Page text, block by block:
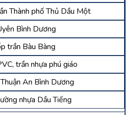
Thành phố Thủ Dầu Một
Bình Dương
trần Bàu Bàng
trần nhựa phú giáo
An Bình Dương
nhựa Dầu Tiếng